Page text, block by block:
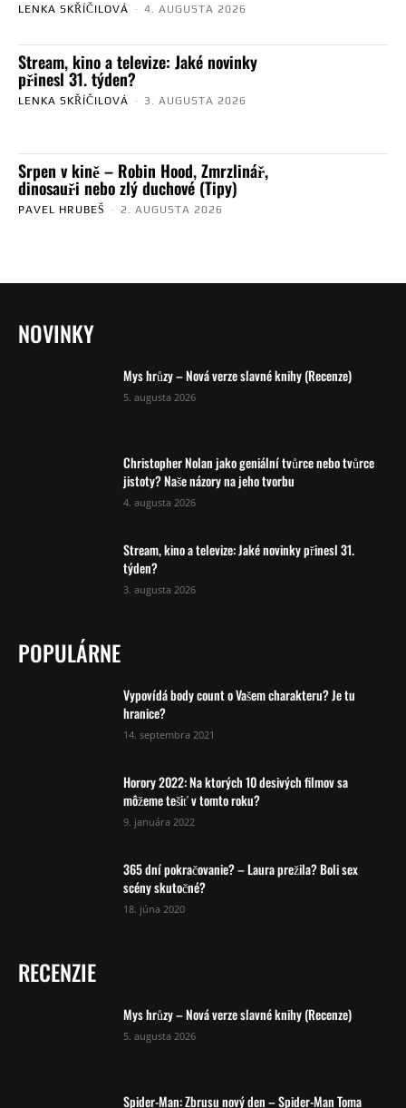
LENKA SKŘÍČILOVÁ - 4. AUGUSTA 2026
Stream, kino a televize: Jaké novinky
přinesl 31. týden?
LENKA SKŘÍČILOVÁ - 3. AUGUSTA 2026
Srpen v kině – Robin Hood, Zmrzlinář,
dinosauři nebo zlý duchové (Tipy)
PAVEL HRUBEŠ - 2. AUGUSTA 2026
NOVINKY
Mys hrůzy – Nová verze slavné knihy (Recenze)
5. augusta 2026
Christopher Nolan jako geniální tvůrce nebo tvůrce
jistoty? Naše názory na jeho tvorbu
4. augusta 2026
Stream, kino a televize: Jaké novinky přinesl 31.
týden?
3. augusta 2026
POPULÁRNE
Vypovídá body count o Vašem charakteru? Je tu
hranice?
14. septembra 2021
Horory 2022: Na ktorých 10 desivých filmov sa
môžeme tešiť v tomto roku?
9. januára 2022
365 dní pokračovanie? – Laura prežila? Boli sex
scény skutočné?
18. júna 2020
RECENZIE
Mys hrůzy – Nová verze slavné knihy (Recenze)
5. augusta 2026
Spider-Man: Zbrusu nový den – Spider-Man Toma